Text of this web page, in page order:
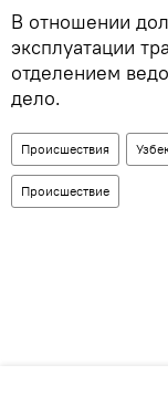
В отношении
эксплуатации
отделением
дело.
Происшествия
Происшествие